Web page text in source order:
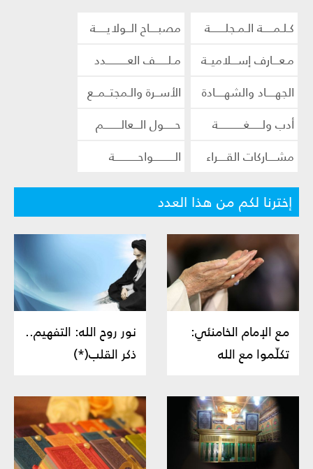
كـلـمـــــة الـمـجلـــــــة
مصبــــاح الــولايـــــة
مـعـــارف إســـلاميــة
مـلــــــف العــــــــــدد
الجهــــاد والشهــــادة
الأســرة والـمجتــمــع
أدب ولــــــغــــــــــــة
حـــــول الـــعالــــــــم
مشــــاركات القــــراء
الــــــــــواحـــــــــــة
إخترنا لكم من هذا العدد
مع الإمام الخامنئي:
تكلّموا مع الله
نور روح الله: التفهيم..
ذكر القلب(*)